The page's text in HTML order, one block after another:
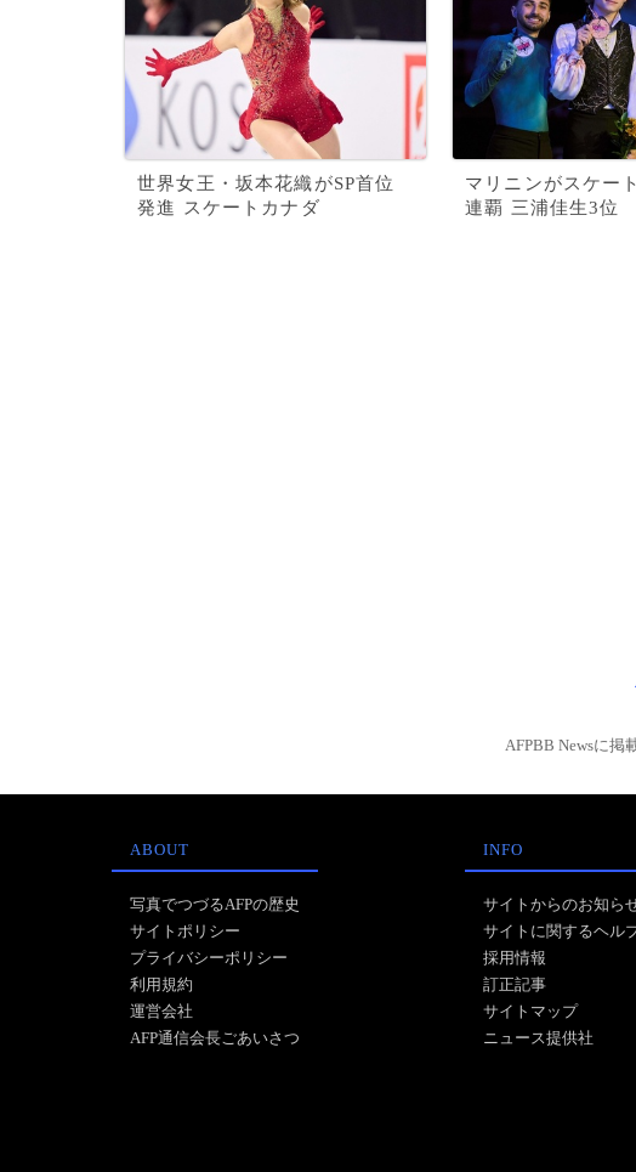
世界女王・坂本花織がSP首位
発進 スケートカナダ
マリニンがスケー
連覇 三浦佳生3位
AFPBB Newsに掲
ABOUT
写真でつづるAFPの歴史
サイトポリシー
プライバシーポリシー
利用規約
運営会社
AFP通信会長ごあいさつ
INFO
サイトからのお知ら
サイトに関するヘル
採用情報
訂正記事
サイトマップ
ニュース提供社